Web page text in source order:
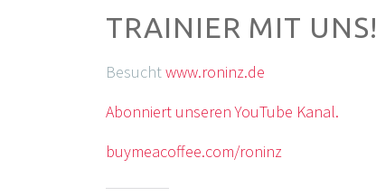
TRAINIER MIT UNS!
Besuchtwww.roninz.de
Abonniert unseren YouTube Kanal.
buymeacoffee.com/roninz